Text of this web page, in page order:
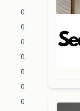
0
0
0
0
0
0
0